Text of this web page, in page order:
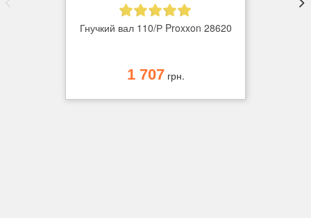
Гнучкий вал 110/Р Proxxon 28620
1 707грн.